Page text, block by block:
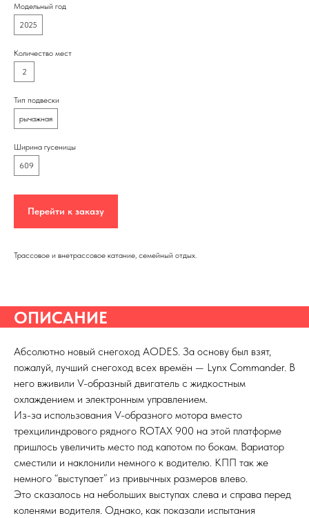
Модельный год
2025
Количество мест
2
Тип подвески
рычажная
Ширина гусеницы
609
Перейти к заказу
Трассовое и внетрассовое катание, семейный отдых.
ОПИСАНИЕ
Абсолютно новый снегоход AODES. За основу был взят,
пожалуй, лучший снегоход всех времён — Lynx Commander. В
него вживили V-образный двигатель с жидкостным
охлаждением и электронным управлением.
Из-за использования V-образного мотора вместо
трехцилиндрового рядного ROTAX 900 на этой платформе
пришлось увеличить место под капотом по бокам. Вариатор
сместили и наклонили немного к водителю. КПП так же
немного “выступает” из привычных размеров влево.
Это сказалось на небольших выступах слева и справа перед
коленями водителя. Однако, как показали испытания